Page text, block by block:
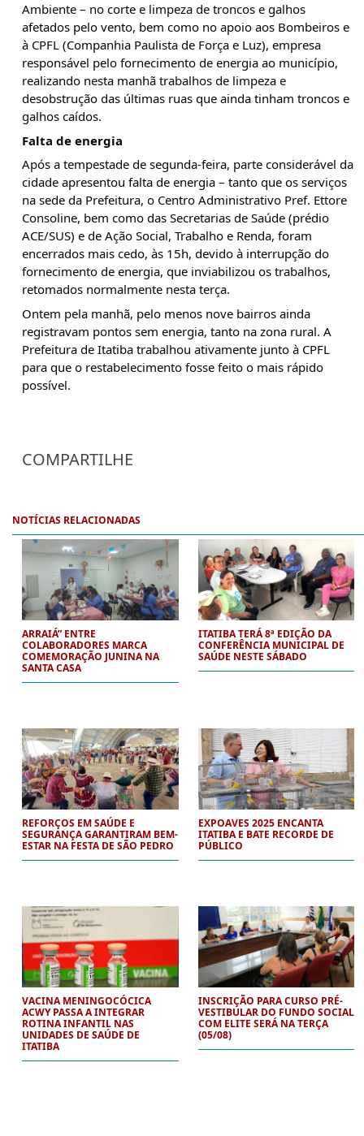
Ambiente – no corte e limpeza de troncos e galhos
afetados pelo vento, bem como no apoio aos Bombeiros e
à CPFL (Companhia Paulista de Força e Luz), empresa
responsável pelo fornecimento de energia ao município,
realizando nesta manhã trabalhos de limpeza e
desobstrução das últimas ruas que ainda tinham troncos e
galhos caídos.
Falta de energia
Após a tempestade de segunda-feira, parte considerável da
cidade apresentou falta de energia – tanto que os serviços
na sede da Prefeitura, o Centro Administrativo Pref. Ettore
Consoline, bem como das Secretarias de Saúde (prédio
ACE/SUS) e de Ação Social, Trabalho e Renda, foram
encerrados mais cedo, às 15h, devido à interrupção do
fornecimento de energia, que inviabilizou os trabalhos,
retomados normalmente nesta terça.
Ontem pela manhã, pelo menos nove bairros ainda
registravam pontos sem energia, tanto na zona rural. A
Prefeitura de Itatiba trabalhou ativamente junto à CPFL
para que o restabelecimento fosse feito o mais rápido
possível.
COMPARTILHE
NOTÍCIAS RELACIONADAS
ARRAIÁ” ENTRE
COLABORADORES MARCA
COMEMORAÇÃO JUNINA NA
SANTA CASA
ITATIBA TERÁ 8ª EDIÇÃO DA
CONFERÊNCIA MUNICIPAL DE
SAÚDE NESTE SÁBADO
REFORÇOS EM SAÚDE E
SEGURANÇA GARANTIRAM BEM-
ESTAR NA FESTA DE SÃO PEDRO
EXPOAVES 2025 ENCANTA
ITATIBA E BATE RECORDE DE
PÚBLICO
VACINA MENINGOCÓCICA
ACWY PASSA A INTEGRAR
ROTINA INFANTIL NAS
UNIDADES DE SAÚDE DE
ITATIBA
INSCRIÇÃO PARA CURSO PRÉ-
VESTIBULAR DO FUNDO SOCIAL
COM ELITE SERÁ NA TERÇA
(05/08)